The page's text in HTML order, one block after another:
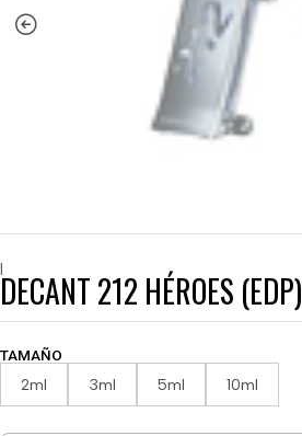
|
DECANT 212 HÉROES (EDP)
TAMAÑO
2ml 3ml 5ml 10ml